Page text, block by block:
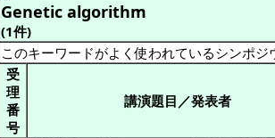
Genetic algorithm
(1件)
このキーワードがよく使われているシンポ
受
理
番
号
講演題目／発表者